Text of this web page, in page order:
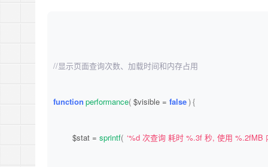
//显示页面查询次数、加载时间和内存占用
function performance( $visible = false){
        $stat =
sprintf( ‘%d 次查询 耗时 %.3f 秒, 使用 %.2fMB